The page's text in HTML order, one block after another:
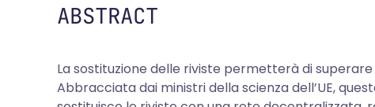
ABSTRACT
La sostituzione delle riviste permetterà di
Abbracciata dai ministri della scienza dell’UE,